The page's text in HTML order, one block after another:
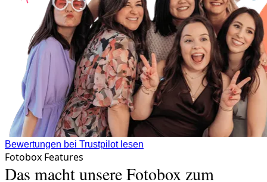
Bewertungen bei Trustpilot lesen
Fotobox Features
Das macht unsere Fotobox zum